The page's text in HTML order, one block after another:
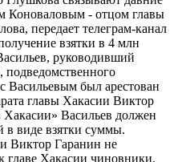
Коноваловым - отцом главы
передает телеграм-канал
взятки в 4 млн
руководивший
подведомственного
был арестован
главы Хакасии Виктор
Васильев должен
в виде взятки суммы.
Виктор Гаранин не
Хакасии чиновники,